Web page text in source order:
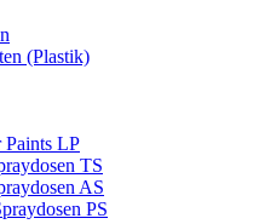
(Plastik)
Paints LP
TS
AS
PS